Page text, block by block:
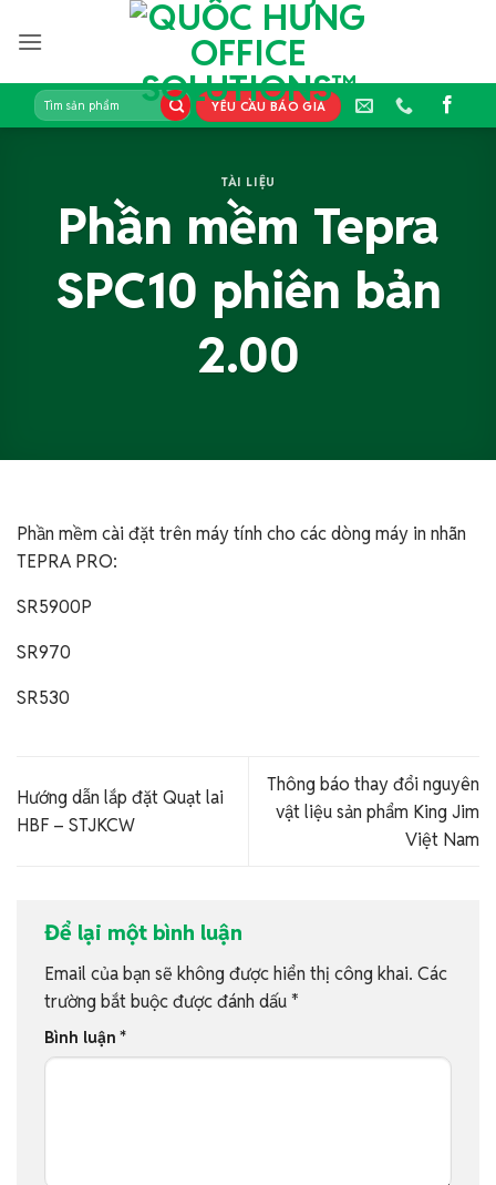
qua
dungTìm
kiếm:
YÊU CẦU BÁO GIÁ
TÀI LIỆU
Phần mềm Tepra
SPC10 phiên bản
2.00
Phần mềm cài đặt trên máy tính cho các dòng máy in nhãn
TEPRA PRO:
SR5900P
SR970
SR530
Hướng dẫn lắp đặt Quạt lai
HBF – STJKCW
Thông báo thay đổi nguyên
vật liệu sản phẩm King Jim
Việt Nam
Để lại một bình luận
Email của bạn sẽ không được hiển thị công khai. Các
trường bắt buộc được đánh dấu*
Bình luận*